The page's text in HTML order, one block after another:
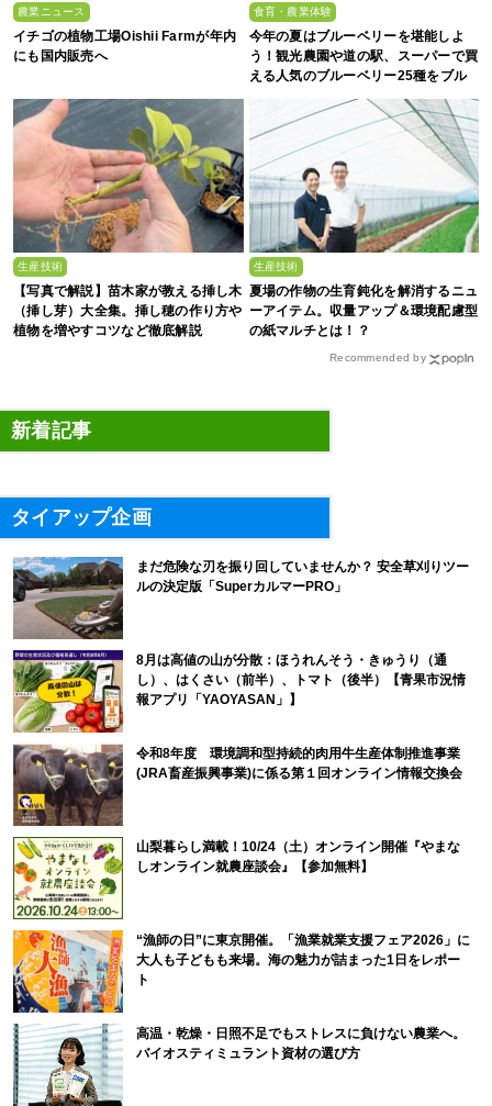
農業ニュース
イチゴの植物工場Oishii Farmが年内
にも国内販売へ
食育・農業体験
今年の夏はブルーベリーを堪能しよ
う！観光農園や道の駅、スーパーで買
える人気のブルーベリー25種をブル
ーベリー農家の息子が解説
生産技術
【写真で解説】苗木家が教える挿し木
（挿し芽）大全集。挿し穂の作り方や
植物を増やすコツなど徹底解説
生産技術
夏場の作物の生育鈍化を解消するニュ
ーアイテム。収量アップ＆環境配慮型
の紙マルチとは！？
Recommended by
新着記事
タイアップ企画
まだ危険な刃を振り回していませんか？ 安全草刈りツー
ルの決定版「SuperカルマーPRO」
8月は高値の山が分散：ほうれんそう・きゅうり（通
し）、はくさい（前半）、トマト（後半）【青果市況情
報アプリ「YAOYASAN」】
令和8年度 環境調和型持続的肉用牛生産体制推進事業
(JRA畜産振興事業)に係る第１回オンライン情報交換会
山梨暮らし満載！10/24（土）オンライン開催『やまな
しオンライン就農座談会』【参加無料】
“漁師の日”に東京開催。「漁業就業支援フェア2026」に
大人も子どもも来場。海の魅力が詰まった1日をレポー
ト
高温・乾燥・日照不足でもストレスに負けない農業へ。
バイオスティミュラント資材の選び方